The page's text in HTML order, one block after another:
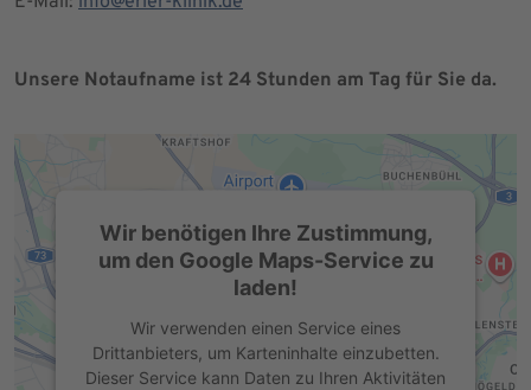
Unsere Notaufname ist 24 Stunden am Tag für Sie da.
Wir benötigen Ihre Zustimmung,
um den Google Maps-Service zu
laden!
Wir verwenden einen Service eines
Drittanbieters, um Karteninhalte einzubetten.
Dieser Service kann Daten zu Ihren Aktivitäten